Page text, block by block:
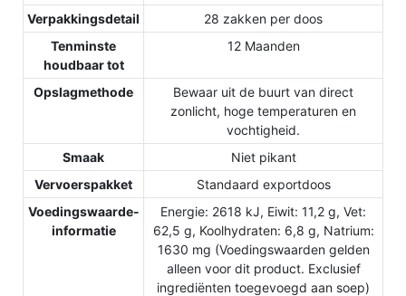
Verpakkingsdetail
28 zakken per doos
Tenminste
houdbaar tot
12 Maanden
Opslagmethode
Bewaar uit de buurt van direct
zonlicht, hoge temperaturen en
vochtigheid.
Smaak
Niet pikant
Vervoerspakket
Standaard exportdoos
Voedingswaarde-
informatie
Energie: 2618 kJ, Eiwit: 11,2 g, Vet:
62,5 g, Koolhydraten: 6,8 g, Natrium:
1630 mg (Voedingswaarden gelden
alleen voor dit product. Exclusief
ingrediënten toegevoegd aan soep)